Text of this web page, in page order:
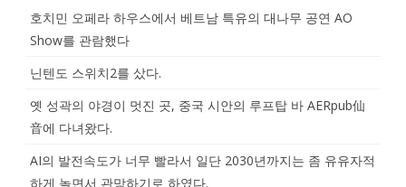
호치민 오페라 하우스에서 베트남 특유의 대나무 공연 AO
Show를 관람했다
닌텐도 스위치2를 샀다.
옛 성곽의 야경이 멋진 곳, 중국 시안의 루프탑 바 AERpub仙
音에 다녀왔다.
AI의 발전속도가 너무 빨라서 일단 2030년까지는 좀 유유자적
하게 놀면서 관망하기로 하였다.